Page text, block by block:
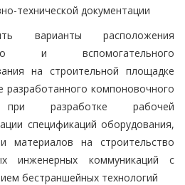
технической документации
варианты расположения
и вспомогательного
на строительной площадке
разработанного компоновочного
разработке рабочей
спецификаций оборудования,
материалов на строительство
инженерных коммуникаций с
бестраншейных технологий